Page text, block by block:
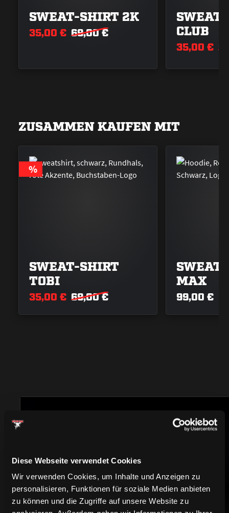
Diese Webseite verwendet Cookies
Wir verwenden Cookies, um Inhalte und Anzeigen zu
personalisieren, Funktionen für soziale Medien anbieten
zu können und die Zugriffe auf unsere Website zu
SWEAT-SHIRT 2K
35,00 € 69,00 €
CLUB
35,00 €
ZUSAMMEN KAUFEN MIT
RABATT
%
SWEAT-SHIRT
TOBI
35,00 € 69,00 €
MAX
99,00 €
TRIKOTS